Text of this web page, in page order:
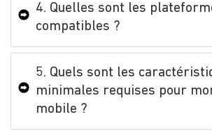
4. Quelles sont les
compatibles ?
5. Quels sont les
minimales requises pour
mobile ?